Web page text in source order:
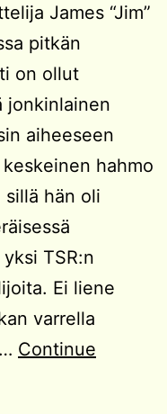
James “Jim”
pitkän
on ollut
jonkinlainen
aiheeseen
hahmo
hän oli
TSR:n
Ei liene
varrella
Continue